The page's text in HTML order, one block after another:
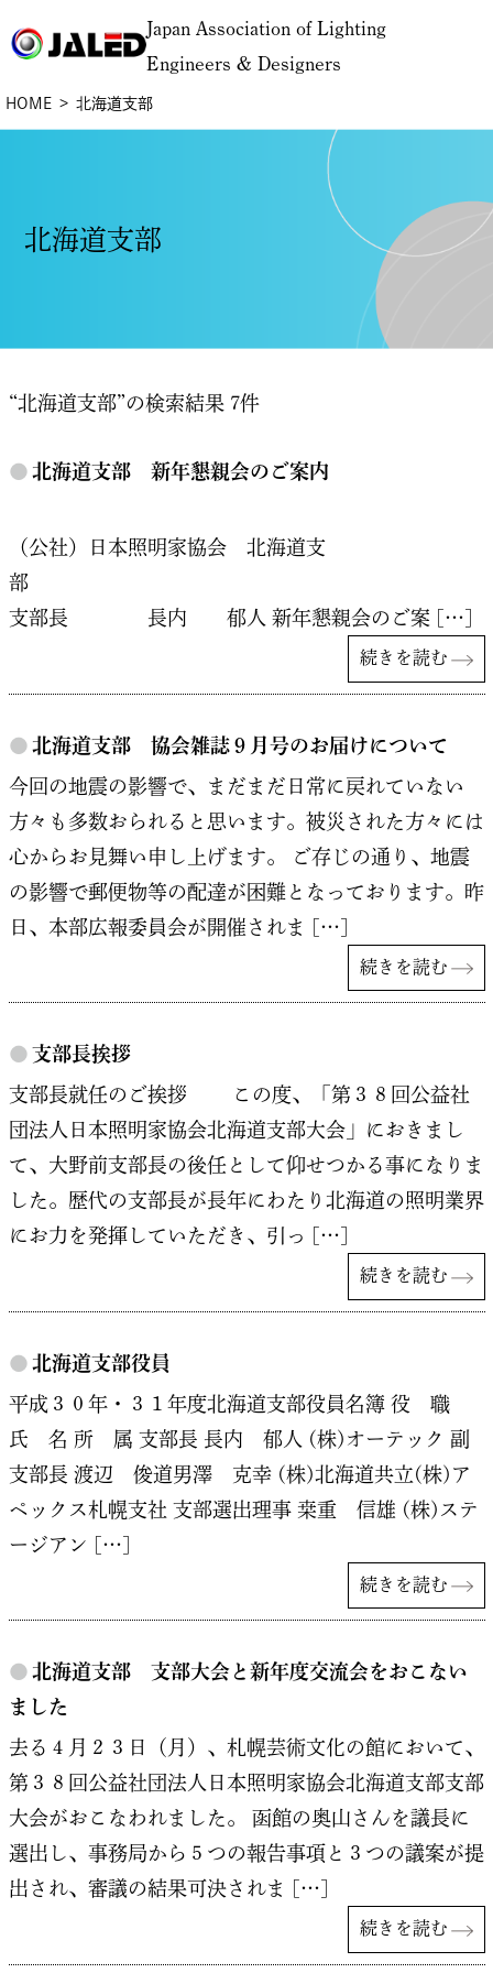
Japan Association of Lighting
Engineers & Designers
HOME 北海道支部
北海道支部
“北海道支部”の検索結果 7件
● 北海道支部 新年懇親会のご案内
（公社）日本照明家協会 北海道支
支部長 長内 郁人 新年懇親会のご案 […]
続きを読む
● 北海道支部 協会雑誌９月号のお届けについて
今回の地震の影響で、まだまだ日常に戻れていない
方々も多数おられると思います。被災された方々には
心からお見舞い申し上げます。 ご存じの通り、地震
の影響で郵便物等の配達が困難となっております。昨
日、本部広報委員会が開催されま […]
続きを読む
● 支部長挨拶
支部長就任のご挨拶 この度、「第３８回公益社
団法人日本照明家協会北海道支部大会」におきまし
て、大野前支部長の後任として仰せつかる事になりま
した。歴代の支部長が長年にわたり北海道の照明業界
にお力を発揮していただき、引っ […]
続きを読む
● 北海道支部役員
平成３０年・３１年度北海道支部役員名簿 役 職
氏 名 所 属 支部長 長内 郁人 (株)オーテック 副
支部長 渡辺 俊道男澤 克幸 (株)北海道共立(株)ア
ペックス札幌支社 支部選出理事 桒重 信雄 (株)ステ
ージアン […]
続きを読む
● 北海道支部 支部大会と新年度交流会をおこない
ました
去る４月２３日（月）、札幌芸術文化の館において、
第３８回公益社団法人日本照明家協会北海道支部支部
大会がおこなわれました。 函館の奥山さんを議長に
選出し、事務局から５つの報告事項と３つの議案が提
出され、審議の結果可決されま […]
続きを読む